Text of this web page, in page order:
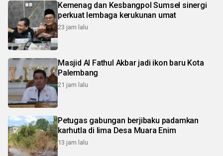
Kemenag dan Kesbangpol Sumsel sinergi
perkuat lembaga kerukunan umat
23 jam lalu
Masjid Al Fathul Akbar jadi ikon baru Kota
Palembang
21 jam lalu
Petugas gabungan berjibaku padamkan
karhutla di lima Desa Muara Enim
13 jam lalu